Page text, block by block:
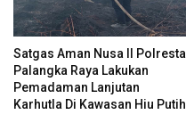
Satgas Aman Nusa II Polresta
Palangka Raya Lakukan
Pemadaman Lanjutan
Karhutla Di Kawasan Hiu Putih